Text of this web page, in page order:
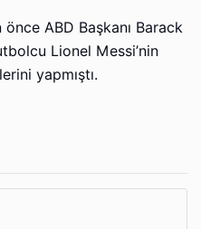
ABD Başkanı Barack
Lionel Messi’nin
yapmıştı.